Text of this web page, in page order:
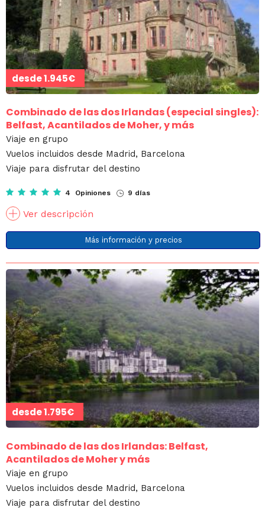
desde1.945€
Combinado de las dos Irlandas (especial singles):
Belfast, Acantilados de Moher, y más
Viaje en grupo
Vuelos incluidos desde Madrid, Barcelona
Viaje para disfrutar del destino
4 Opiniones 9 días
Ver descripción
Más información y precios
desde1.795€
Combinado de las dos Irlandas: Belfast,
Acantilados de Moher y más
Viaje en grupo
Vuelos incluidos desde Madrid, Barcelona
Viaje para disfrutar del destino